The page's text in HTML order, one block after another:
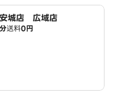
城店 広域店
送料0円